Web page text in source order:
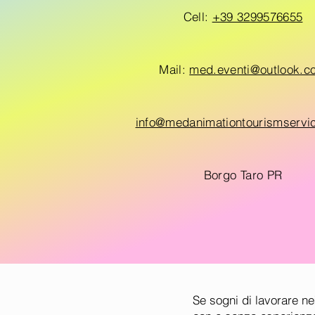
✓ Staff multilingue e
✓ Programmi di
✓ Copertura in tutta
✓ Esperienza
✓ Selezione accurata
✓ Gestione completa
✓ Assistenza continua
Se sogni di lavorare
Cell: +39 3299576655
Mail:
Borgo Taro PR